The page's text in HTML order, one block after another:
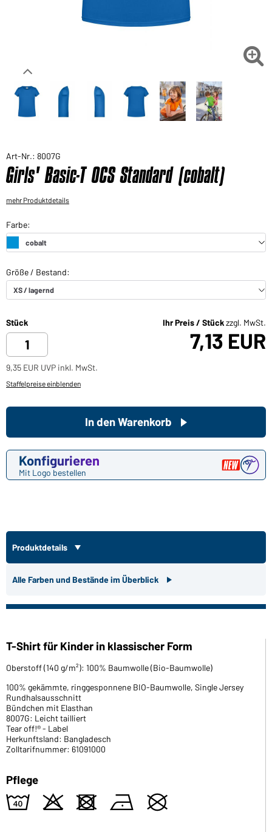
Sie möchten gerne für Ihren privaten Bedarf

Art-Nr.: 8007G
Girls' Basic-T OCS Standard (cobalt)
mehr Produktdetails
Stück Ihr Preis / Stückzzgl. MwSt.
7,13 EUR
9,35 EUR UVP inkl. MwSt.
Staffelpreise einblenden
Konfigurieren
Mit Logo bestellen
In den Warenkorb
Produktdetails
Alle Farben und Bestände im Überblick
T-Shirt für Kinder in klassischer Form
Oberstoff (140 g/m²): 100% Baumwolle (Bio-Baumwolle)
100% gekämmte, ringgesponnene BIO-Baumwolle, Single Jersey
Rundhalsausschnitt
Bündchen mit Elasthan
8007G: Leicht tailliert
Tear off!® - Label
Herkunftsland: Bangladesch
Zolltarifnummer: 61091000
Pflege
8 o d n U